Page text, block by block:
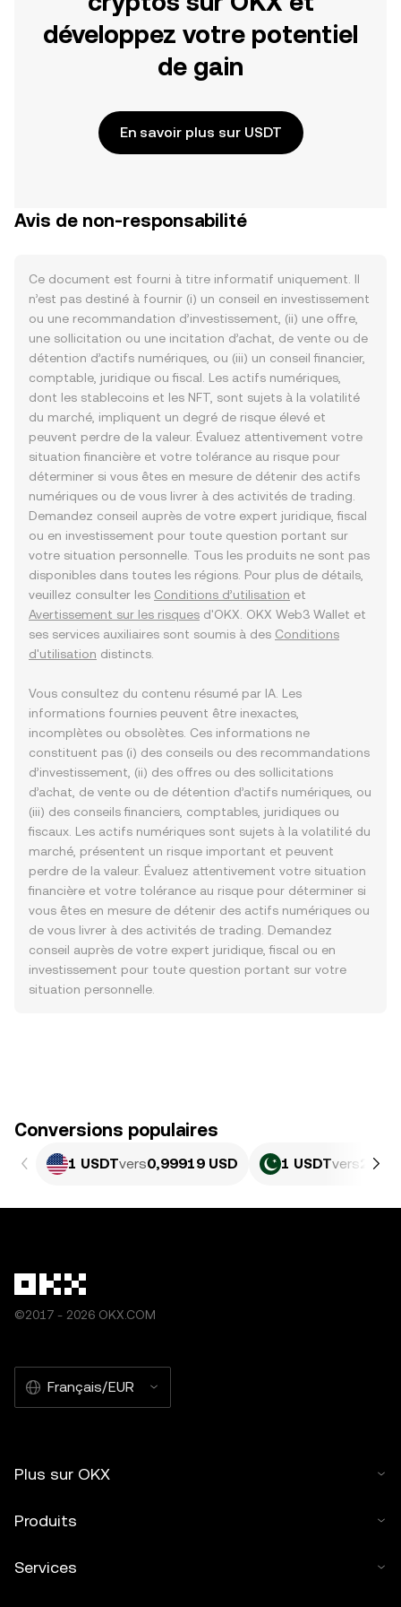
développez votre potentiel
de gain
En savoir plus sur USDT
Avis de non-responsabilité
Ce document est fourni à titre informatif uniquement. Il
n’est pas destiné à fournir (i) un conseil en investissement
ou une recommandation d’investissement, (ii) une offre,
une sollicitation ou une incitation d’achat, de vente ou de
détention d’actifs numériques, ou (iii) un conseil financier,
comptable, juridique ou fiscal. Les actifs numériques,
dont les stablecoins et les NFT, sont sujets à la volatilité
du marché, impliquent un degré de risque élevé et
peuvent perdre de la valeur. Évaluez attentivement votre
situation financière et votre tolérance au risque pour
déterminer si vous êtes en mesure de détenir des actifs
numériques ou de vous livrer à des activités de trading.
Demandez conseil auprès de votre expert juridique, fiscal
ou en investissement pour toute question portant sur
votre situation personnelle. Tous les produits ne sont pas
disponibles dans toutes les régions. Pour plus de détails,
veuillez consulter les Conditions d’utilisation et
Avertissement sur les risques d'OKX. OKX Web3 Wallet et
ses services auxiliaires sont soumis à des Conditions
d'utilisation distincts.
Vous consultez du contenu résumé par IA. Les
informations fournies peuvent être inexactes,
incomplètes ou obsolètes. Ces informations ne
constituent pas (i) des conseils ou des recommandations
d’investissement, (ii) des offres ou des sollicitations
d’achat, de vente ou de détention d’actifs numériques, ou
(iii) des conseils financiers, comptables, juridiques ou
fiscaux. Les actifs numériques sont sujets à la volatilité du
marché, présentent un risque important et peuvent
perdre de la valeur. Évaluez attentivement votre situation
financière et votre tolérance au risque pour déterminer si
vous êtes en mesure de détenir des actifs numériques ou
de vous livrer à des activités de trading. Demandez
conseil auprès de votre expert juridique, fiscal ou en
investissement pour toute question portant sur votre
situation personnelle.
Conversions populaires
1 USDTvers0,99919 USD 1 USDTvers
©2017 - 2026 OKX.COM
Français/EUR
Plus sur OKX
Produits
Services